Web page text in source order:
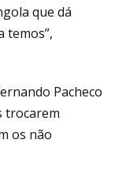
que dá
temos”,
Pacheco
trocarem
os não